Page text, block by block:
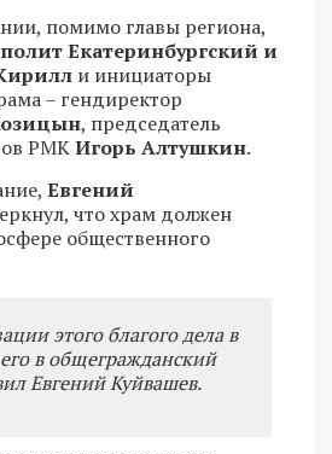
помимо главы региона,
Екатеринбургский и
и инициаторы
– гендиректор
, председатель
РМКИгорь Алтушкин.
Евгений
что храм должен
общественного
этого благого дела в
в общегражданский
Евгений Куйвашев.